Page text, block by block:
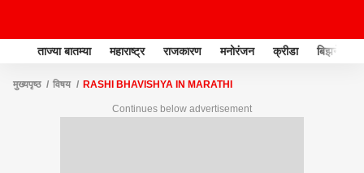
ताज्या बातम्या महाराष्ट्र राजकारण मनोरंजन क्रीडा बिझनेस
मुख्यपृष्ठ विषय RASHI BHAVISHYA IN MARATHI
Continues below advertisement